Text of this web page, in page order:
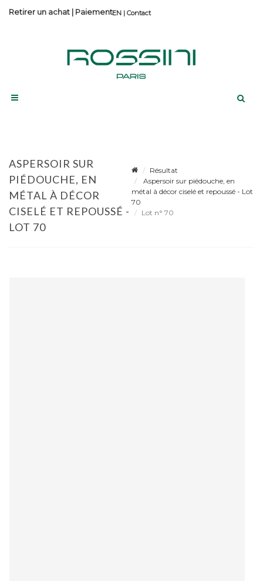
Contact
Retirer un achat | Paiement
ASPERSOIR SUR
PIÉDOUCHE, EN
MÉTAL À DÉCOR
CISELÉ ET REPOUSSÉ -
LOT 70
Résultat
Aspersoir sur piédouche, en
métal à décor ciselé et repoussé - Lot
70
Lot n° 70